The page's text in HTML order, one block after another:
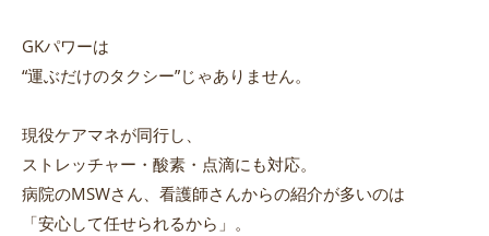
GKパワーは
“運ぶだけのタクシー”じゃありません。
現役ケアマネが同行し、
ストレッチャー・酸素・点滴にも対応。
病院のMSWさん、看護師さんからの紹介が多いのは
「安心して任せられるから」。